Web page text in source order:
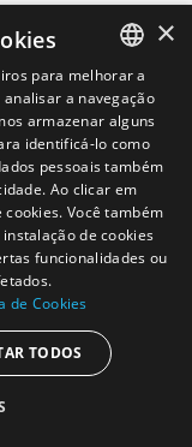
Swiss verein comprised of legally separate,
or the brand "Andersen Tax" or "Andersen Tax &
terms and conditions governing it. Please read
PORTUGUESE
SPANISH
×
para melhorar a
a navegação
armazenar alguns
identificá-lo como
pessoais também
Ao clicar em
Você também
de cookies
funcionalidades ou
de Cookies
TODOS